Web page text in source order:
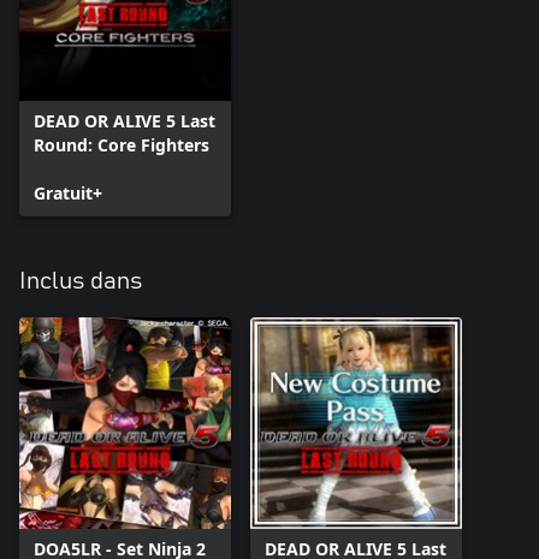
DEAD OR ALIVE 5 Last
Round: Core Fighters
Gratuit+
Inclus dans
DOA5LR - Set Ninja 2 DEAD OR ALIVE 5 Last